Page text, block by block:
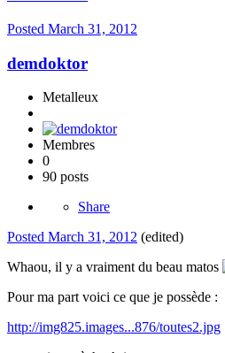
Posted March 31, 2012
demdoktor
Metalleux
Membres
0
90 posts
Share
Posted March 31, 2012 (edited)
Whaou, il y a vraiment du beau matos
Pour ma part voici ce que je possède :
http://img825.images...876/toutes2.jpg